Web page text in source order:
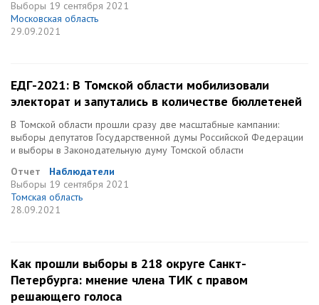
Выборы 19 сентября 2021
Московская область
29.09.2021
ЕДГ-2021: В Томской области мобилизовали
электорат и запутались в количестве бюллетеней
В Томской области прошли сразу две масштабные кампании:
выборы депутатов Государственной думы Российской Федерации
и выборы в Законодательную думу Томской области
Отчет
Наблюдатели
Выборы 19 сентября 2021
Томская область
28.09.2021
Как прошли выборы в 218 округе Санкт-
Петербурга: мнение члена ТИК с правом
решающего голоса